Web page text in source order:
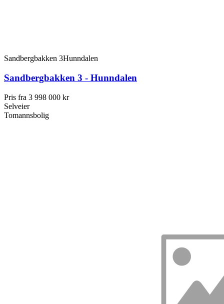
Sandbergbakken 3Hunndalen
Sandbergbakken 3 - Hunndalen
Pris fra 3 998 000 kr
Selveier
Tomannsbolig